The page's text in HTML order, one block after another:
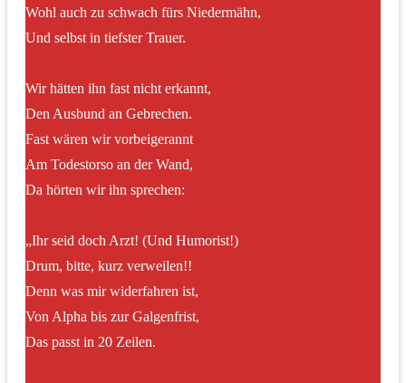
Wohl auch zu schwach fürs Niedermähn,
Und selbst in tiefster Trauer.
Wir hätten ihn fast nicht erkannt,
Den Ausbund an Gebrechen.
Fast wären wir vorbeigerannt
Am Todestorso an der Wand,
Da hörten wir ihn sprechen:
„Ihr seid doch Arzt! (Und Humorist!)
Drum, bitte, kurz verweilen!!
Denn was mir widerfahren ist,
Von Alpha bis zur Galgenfrist,
Das passt in 20 Zeilen.